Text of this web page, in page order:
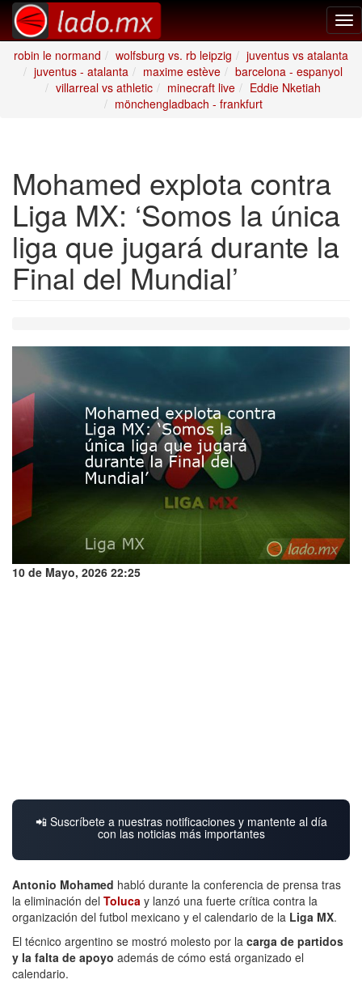
robin le normand
wolfsburg vs. rb leipzig
juventus vs atalanta
juventus - atalanta
maxime estève
barcelona - espanyol
villarreal vs athletic
minecraft live
Eddie Nketiah
mönchengladbach - frankfurt
Mohamed explota contra
Liga MX: ‘Somos la única
liga que jugará durante la
Final del Mundial’
10 de Mayo, 2026 22:25
📲 Suscríbete a nuestras notificaciones y mantente al día
con las noticias más importantes
Antonio Mohamed habló durante la conferencia de prensa tras
la eliminación del Toluca y lanzó una fuerte crítica contra la
organización del futbol mexicano y el calendario de la Liga MX.
El técnico argentino se mostró molesto por la carga de partidos
y la falta de apoyo además de cómo está organizado el
calendario.